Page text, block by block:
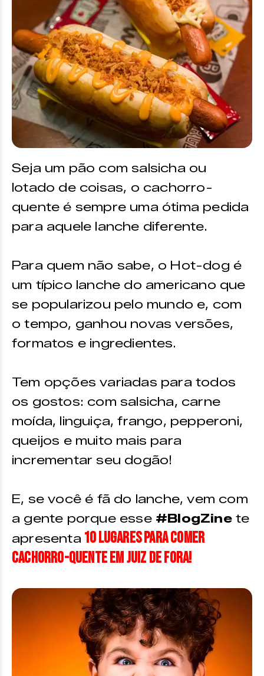
Seja um pão com salsicha ou
lotado de coisas, o cachorro-
quente é sempre uma ótima pedida
para aquele lanche diferente.
Para quem não sabe, o Hot-dog é
um típico lanche do americano que
se popularizou pelo mundo e, com
o tempo, ganhou novas versões,
formatos e ingredientes.
Tem opções variadas para todos
os gostos: com salsicha, carne
moída, linguiça, frango, pepperoni,
queijos e muito mais para
incrementar seu dogão!
E, se você é fã do lanche, vem com
a gente porque esse #BlogZinete
apresenta 10 lugares para comer
cachorro-quente em Juiz de Fora!